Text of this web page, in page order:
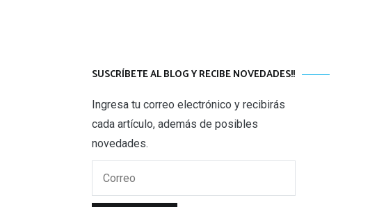
SUSCRÍBETE AL BLOG Y RECIBE NOVEDADES!!
Ingresa tu correo electrónico y recibirás
cada artículo, además de posibles
novedades.